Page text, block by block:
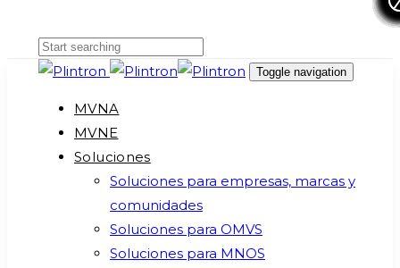
primary
content
Toggle navigation
MVNA
MVNE
Soluciones
Soluciones para empresas, marcas y
comunidades
Soluciones para OMVS
Soluciones para MNOS